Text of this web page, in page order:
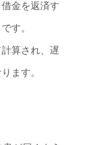
金を返済す
す。
算され、遅
ます。